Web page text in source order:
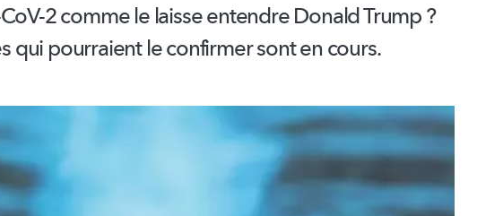
2 comme le laisse entendre Donald Trump ?
qui pourraient le confirmer sont en cours.